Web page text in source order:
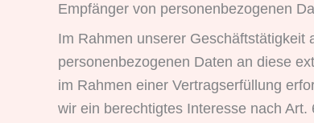
Empfänger von personenbezogenen
Im Rahmen unserer
personenbezogenen Daten an diese
im Rahmen einer Vertragserfüllung
wir ein berechtigtes Interesse nach